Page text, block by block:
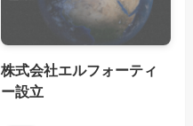
株式会社エルフォーティ
ー設立